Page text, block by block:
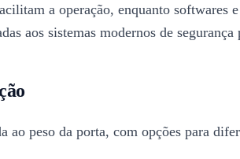
a operação, enquanto
aos sistemas modernos de segurança
ao peso da porta, com opções para